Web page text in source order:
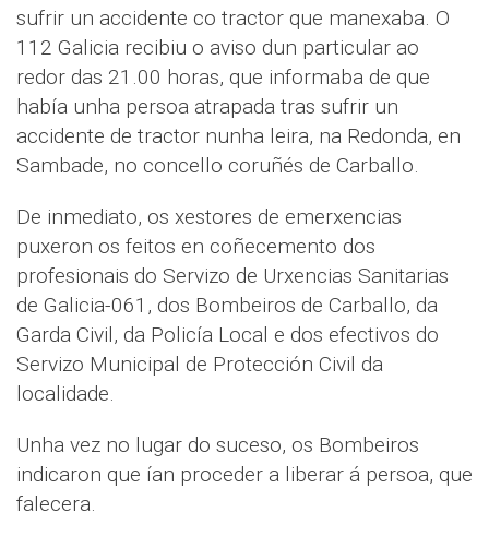
sufrir un accidente co tractor que manexaba. O
112 Galicia recibiu o aviso dun particular ao
redor das 21.00 horas, que informaba de que
había unha persoa atrapada tras sufrir un
accidente de tractor nunha leira, na Redonda, en
Sambade, no concello coruñés de Carballo.
De inmediato, os xestores de emerxencias
puxeron os feitos en coñecemento dos
profesionais do Servizo de Urxencias Sanitarias
de Galicia-061, dos Bombeiros de Carballo, da
Garda Civil, da Policía Local e dos efectivos do
Servizo Municipal de Protección Civil da
localidade.
Unha vez no lugar do suceso, os Bombeiros
indicaron que ían proceder a liberar á persoa, que
falecera.